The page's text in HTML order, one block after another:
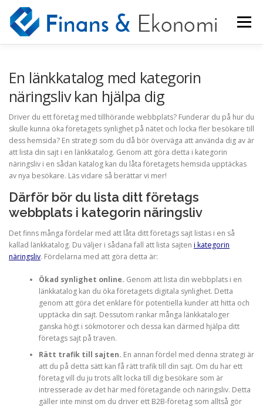
Hoppa
innehåll
Meny
En länkkatalog med kategorin
näringsliv kan hjälpa dig
Driver du ett företag med tillhörande webbplats? Funderar du på hur du
skulle kunna öka företagets synlighet på nätet och locka fler besökare till
dess hemsida? En strategi som du då bör överväga att använda dig av är
att lista din sajt i en länkkatalog. Genom att göra detta i kategorin
näringsliv i en sådan katalog kan du låta företagets hemsida upptäckas
av nya besökare. Läs vidare så berättar vi mer!
Därför bör du lista ditt företags
webbplats i kategorin näringsliv
Det finns många fördelar med att låta ditt företags sajt listas i en så
kallad länkkatalog. Du väljer i sådana fall att lista sajten i kategorin
näringsliv. Fördelarna med att göra detta är:
Ökad synlighet online. Genom att lista din webbplats i en
länkkatalog kan du öka företagets digitala synlighet. Detta
genom att göra det enklare för potentiella kunder att hitta och
upptäcka din sajt. Dessutom rankar många länkkataloger
ganska högt i sökmotorer och dessa kan därmed hjälpa ditt
företags sajt på traven.
Rätt trafik till sajten. En annan fördel med denna strategi är
att du på detta sätt kan få rätt trafik till din sajt. Om du har ett
företag vill du ju trots allt locka till dig besökare som är
intresserade av det här med företagande och näringsliv. Detta
gäller inte minst om du driver ett B2B-företag som alltså gör